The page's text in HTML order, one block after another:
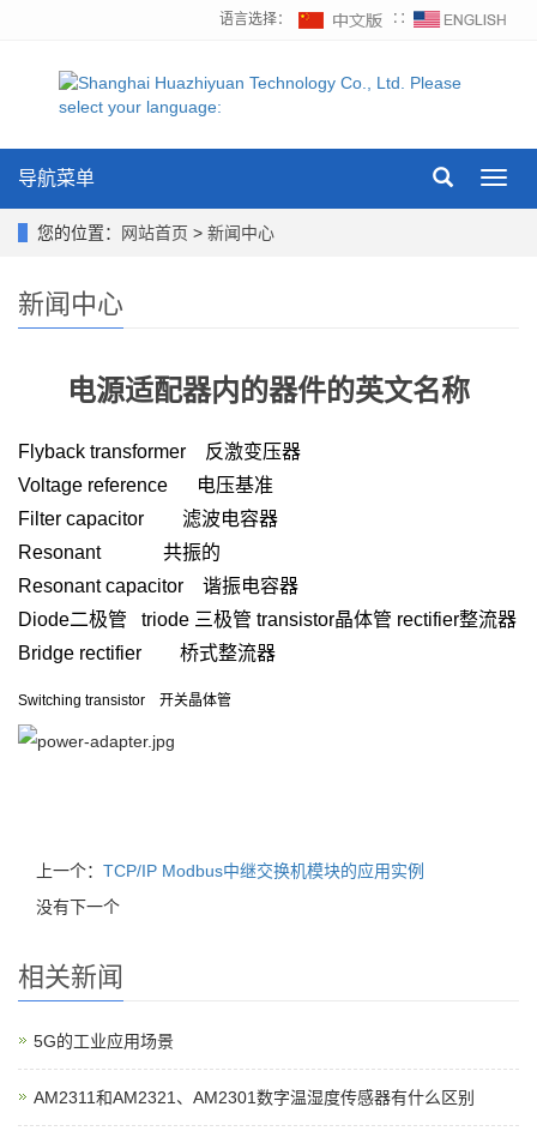
语言选择： ∷
导航菜单
您的位置： 网站首页 > 新闻中心
新闻中心
电源适配器内的器件的英文名称
Flyback transformer
反激变压器
Voltage reference
电压基准
Filter capacitor 滤波电容器
Resonant 共振的
Resonant capacitor 谐振电容器
Diode二极管 triode 三极管 transistor晶体管 rectifier整流器
Bridge rectifier 桥式整流器
Switching transistor 开关晶体管
上一个： TCP/IP Modbus中继交换机模块的应用实例
没有下一个
相关新闻
5G的工业应用场景
AM2311和AM2321、AM2301数字温湿度传感器有什么区别